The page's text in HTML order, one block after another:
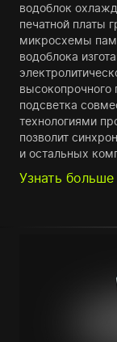
водоблок
печатной платы
микросхемы
водоблока
высокопрочного
подсветка
технологиями
позволит
и остальных
Узнать больше